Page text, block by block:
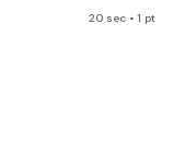
20 sec • 1 pt